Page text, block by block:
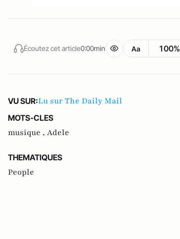
Écoutez cet article0:00min Aa 100%
VU SUR:Lu sur The Daily Mail
MOTS-CLES
musique , Adele
THEMATIQUES
People